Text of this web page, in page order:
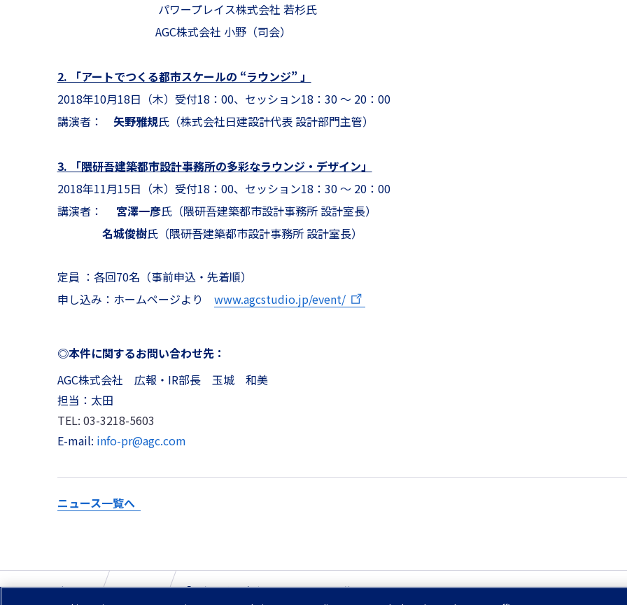
パワープレイス株式会社 若杉氏
AGC株式会社 小野（司会）
2. 「アートでつくる都市スケールの “ラウンジ” 」
2018年10月18日（木）受付18：00、セッション18：30 ～ 20：00
講演者： 矢野雅規氏（株式会社日建設計代表 設計部門主管）
3. 「隈研吾建築都市設計事務所の多彩なラウンジ・デザイン」
2018年11月15日（木）受付18：00、セッション18：30 ～ 20：00
講演者： 宮澤一彦氏（隈研吾建築都市設計事務所 設計室長）
名城俊樹氏（隈研吾建築都市設計事務所 設計室長）
定員 ：各回70名（事前申込・先着順）
申し込み：ホームページより www.agcstudio.jp/event/
◎本件に関するお問い合わせ先：
AGC株式会社 広報・IR部長 玉城 和美
担当：太田
TEL: 03-3218-5603
E-mail: info-pr@agc.com
ニュース一覧へ
ホーム ニュース 「ラウンジ・デザイン展2018」 を開催